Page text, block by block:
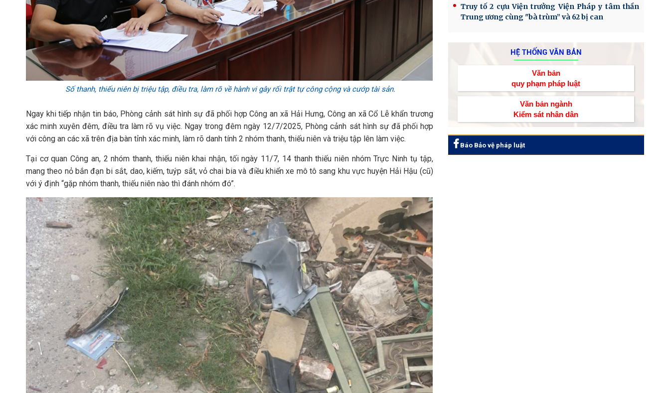
Số thanh, thiếu niên bị triệu tập, điều tra, làm rõ về hành vi gây rối trật tự công cộng và cướp tài sản.
Ngay khi tiếp nhận tin báo, Phòng cảnh sát hình sự đã phối hợp Công an xã Hải Hưng, Công an xã Cổ Lễ khẩn trương
xác minh xuyên đêm, điều tra làm rõ vụ việc. Ngay trong đêm ngày 12/7/2025, Phòng cảnh sát hình sự đã phối hợp
với công an các xã trên địa bàn tỉnh xác minh, làm rõ danh tính 2 nhóm thanh, thiếu niên và triệu tập lên làm việc.
Tại cơ quan Công an, 2 nhóm thanh, thiếu niên khai nhận, tối ngày 11/7, 14 thanh thiếu niên nhóm Trực Ninh tụ tập,
mang theo nỏ bắn đạn bi sắt, dao, kiếm, tuýp sắt, vỏ chai bia và điều khiển xe mô tô sang khu vực huyện Hải Hậu (cũ)
với ý định “gặp nhóm thanh, thiếu niên nào thì đánh nhóm đó”.
Truy tố 2 cựu Viện trưởng Viện Pháp y tâm thần
Trung ương cùng "bà trùm” và 62 bị can
HỆ THỐNG VĂN BẢN
Văn bản
quy phạm pháp luật
Văn bản ngành
Kiểm sát nhân dân
Báo Bảo vệ pháp luật